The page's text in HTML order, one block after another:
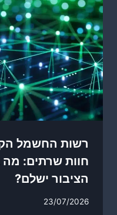
רשות החשמל
חוות שרתים:
הציבור ישלם?
23/07/2026